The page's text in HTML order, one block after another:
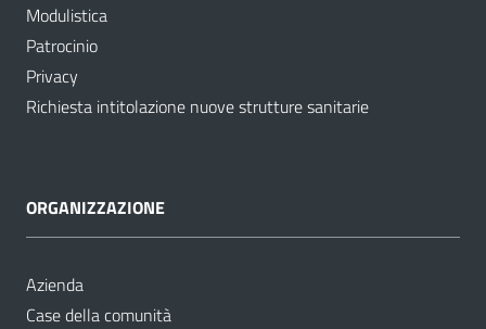
Modulistica
Patrocinio
Privacy
Richiesta intitolazione nuove strutture sanitarie
ORGANIZZAZIONE
Azienda
Case della comunità